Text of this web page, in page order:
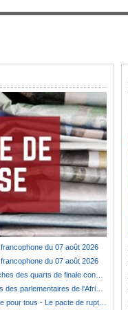
du 07 août 2026
du 07 août 2026
des quarts de finale connues
de l'Afrique de l'Est
tous - Le pacte de rupture
France et au pays